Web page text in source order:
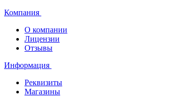
Компания
О компании
Лицензии
Отзывы
Информация
Реквизиты
Магазины